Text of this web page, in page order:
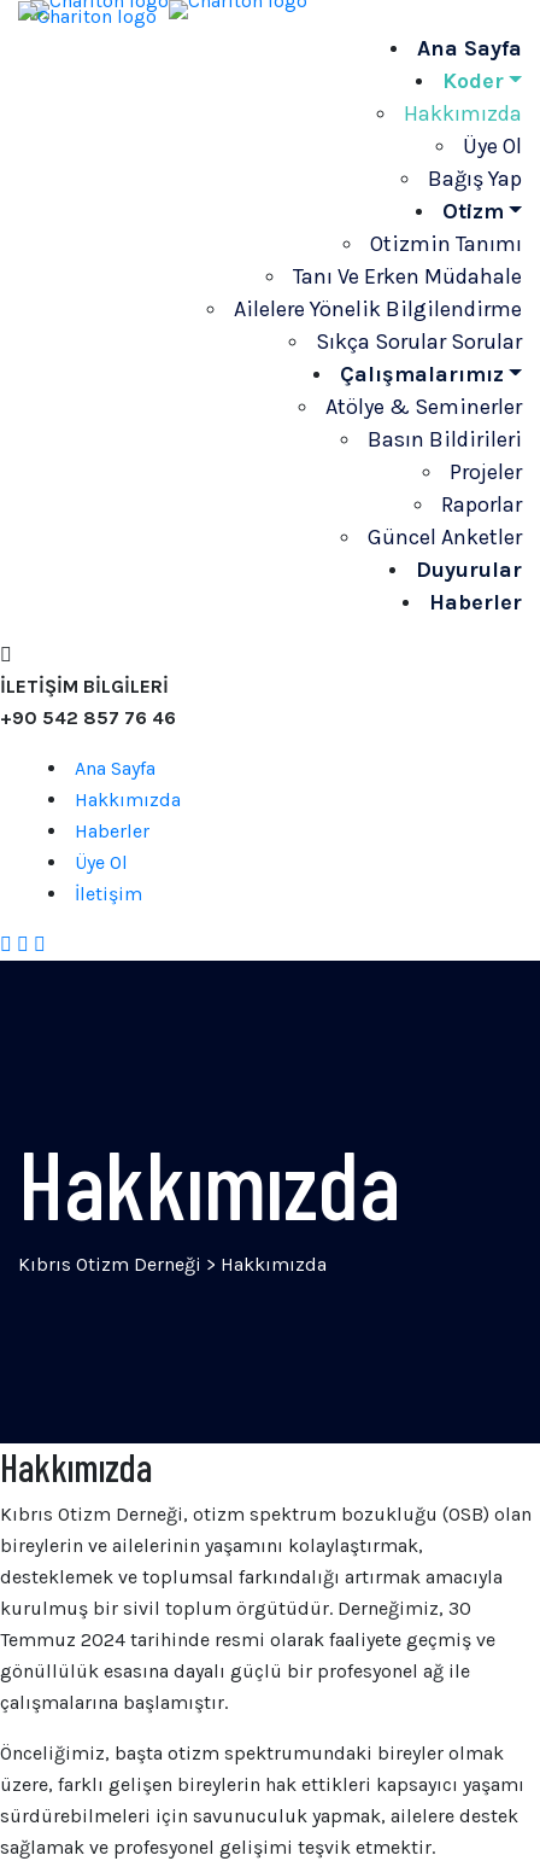
Ana Sayfa
Koder
Hakkımızda
Üye Ol
Bağış Yap
Otizm
Otizmin Tanımı
Tanı Ve Erken Müdahale
Ailelere Yönelik Bilgilendirme
Sıkça Sorular Sorular
Çalışmalarımız
Atölye & Seminerler
Basın Bildirileri
Projeler
Raporlar
Güncel Anketler
Duyurular
Haberler
İLETİŞİM BİLGİLERİ
+90 542 857 76 46
Ana Sayfa
Hakkımızda
Haberler
Üye Ol
İletişim
Hakkımızda
Kıbrıs Otizm Derneği > Hakkımızda
Hakkımızda
Kıbrıs Otizm Derneği, otizm spektrum bozukluğu (OSB) olan
bireylerin ve ailelerinin yaşamını kolaylaştırmak,
desteklemek ve toplumsal farkındalığı artırmak amacıyla
kurulmuş bir sivil toplum örgütüdür. Derneğimiz, 30
Temmuz 2024 tarihinde resmi olarak faaliyete geçmiş ve
gönüllülük esasına dayalı güçlü bir profesyonel ağ ile
çalışmalarına başlamıştır.
Önceliğimiz, başta otizm spektrumundaki bireyler olmak
üzere, farklı gelişen bireylerin hak ettikleri kapsayıcı yaşamı
sürdürebilmeleri için savunuculuk yapmak, ailelere destek
sağlamak ve profesyonel gelişimi teşvik etmektir.